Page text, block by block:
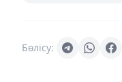
Бөлісу: